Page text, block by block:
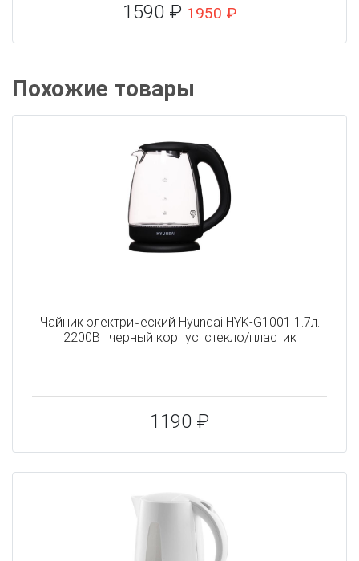
1590 ₽ 1950 ₽
Похожие товары
Чайник электрический Hyundai HYK-G1001 1.7л.
2200Вт черный корпус: стекло/пластик
1190 ₽